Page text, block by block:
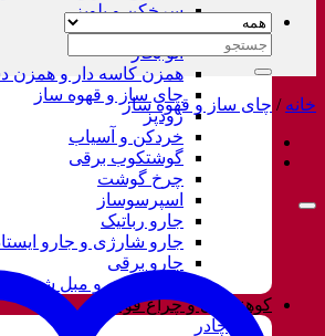
سرخکن و پلوپز
غذاساز
اتو بخار
همزن کاسه دار و همزن
چای ساز و قهوه ساز
زودپز
خردکن و آسیاب
گوشتکوب برقی
چرخ گوشت
اسپرسوساز
جارو رباتیک
جارو شارژی و جارو
جارو برقی
فرش شور و مبل شور
کوهنوردی و چراغ قوه
چادر
جستجو
خانه / چای ساز و قهوه ساز